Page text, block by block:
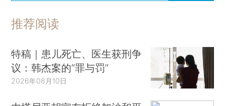
推荐阅读
特稿｜患儿死亡、医生获刑争
议：韩杰案的“罪与罚”
2026年08月10日